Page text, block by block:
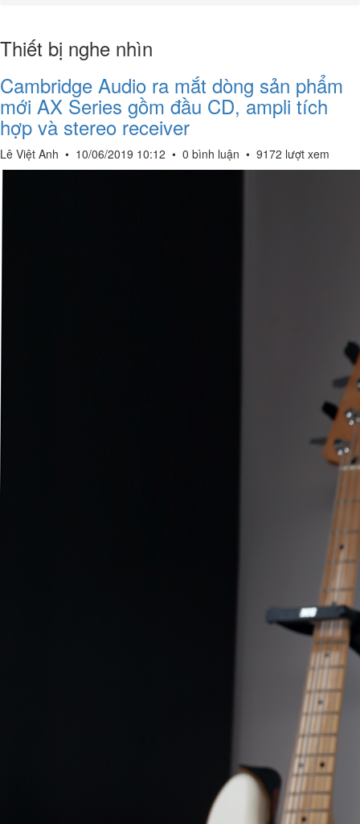
Thiết bị nghe nhìn
Cambridge Audio ra mắt dòng sản phẩm
mới AX Series gồm đầu CD, ampli tích
hợp và stereo receiver
Lê Việt Anh • 10/06/2019 10:12 • 0 bình luận • 9172 lượt xem